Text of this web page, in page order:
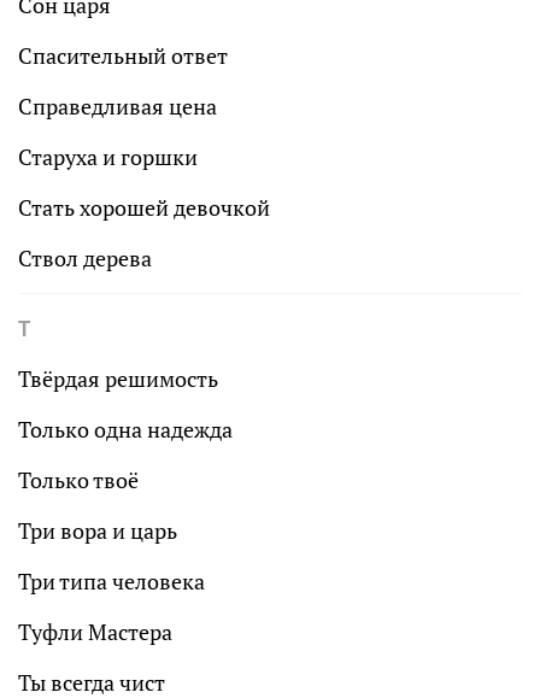
Спасительный ответ
Справедливая цена
Старуха и горшки
Стать хорошей девочкой
Ствол дерева
Т
Твёрдая решимость
Только одна надежда
Только твоё
Три вора и царь
Три типа человека
Туфли Мастера
Ты всегда чист